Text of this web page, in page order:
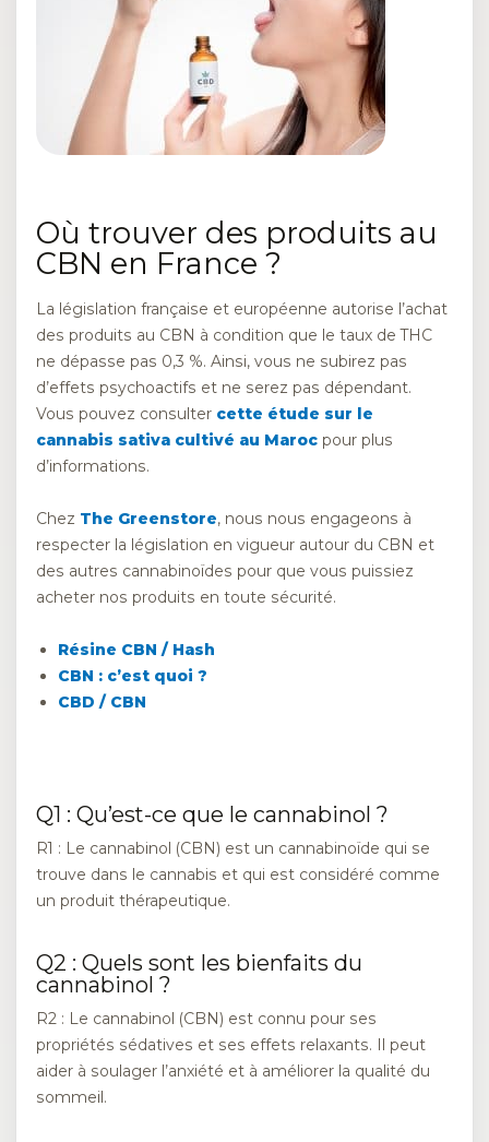
Où trouver des produits au
CBN en France ?
La législation française et européenne autorise l’achat
des produits au CBN à condition que le taux de THC
ne dépasse pas 0,3 %. Ainsi, vous ne subirez pas
d’effets psychoactifs et ne serez pas dépendant.
Vous pouvez consulter cette étude sur le
cannabis sativa cultivé au Maroc pour plus
d’informations.
Chez The Greenstore, nous nous engageons à
respecter la législation en vigueur autour du CBN et
des autres cannabinoïdes pour que vous puissiez
acheter nos produits en toute sécurité.
Résine CBN / Hash
CBN : c’est quoi ?
CBD / CBN
Q1 : Qu’est-ce que le cannabinol ?
R1 : Le cannabinol (CBN) est un cannabinoïde qui se
trouve dans le cannabis et qui est considéré comme
un produit thérapeutique.
Q2 : Quels sont les bienfaits du
cannabinol ?
R2 : Le cannabinol (CBN) est connu pour ses
propriétés sédatives et ses effets relaxants. Il peut
aider à soulager l’anxiété et à améliorer la qualité du
sommeil.